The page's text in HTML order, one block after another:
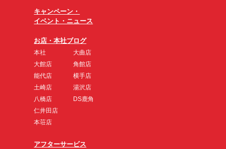
キャンペーン・
イベント・ニュース
お店・本社ブログ
本社
大館店
能代店
土崎店
八橋店
仁井田店
本荘店
大曲店
角館店
横手店
湯沢店
DS鹿角
アフターサービス